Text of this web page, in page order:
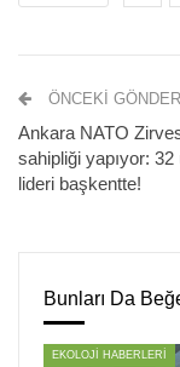
Muş’un Varto
merkezli IGNIS H2
planlanan
bir anası vardır.
yazılı pankart
ÖNCEKI
Ankara NATO
sahipliği yapıyor: 32
lideri başkentte!
Bunları Da
EKOLOJİ HABERLERİ